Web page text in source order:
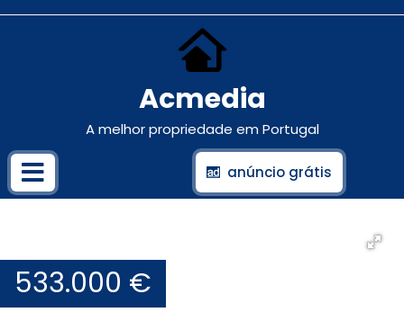
Acmedia
A melhor propriedade em Portugal
anúncio grátis
533.000 €